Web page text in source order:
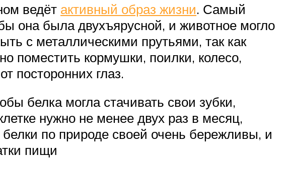
ведёт активный образ жизни. Самый
она была двухъярусной, и животное могло
с металлическими прутьями, так как
поместить кормушки, поилки, колесо,
посторонних глаз.
белка могла стачивать свои зубки,
нужно не менее двух раз в месяц,
по природе своей очень бережливы, и
пищи